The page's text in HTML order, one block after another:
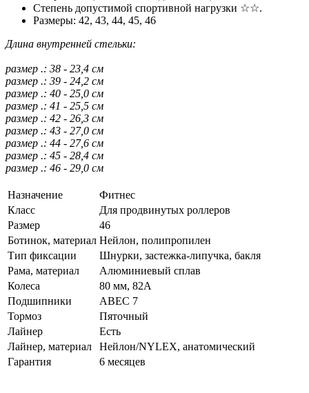
Степень допустимой спортивной нагрузки ☆☆.
Размеры: 42, 43, 44, 45, 46
Длина внутренней стельки:
размер .: 38 - 23,4 см
размер .: 39 - 24,2 см
размер .: 40 - 25,0 см
размер .: 41 - 25,5 см
размер .: 42 - 26,3 см
размер .: 43 - 27,0 см
размер .: 44 - 27,6 см
размер .: 45 - 28,4 см
размер .: 46 - 29,0 см
Назначение
Фитнес
Класс
Для продвинутых роллеров
Размер
46
Ботинок, материал Нейлон, полипропилен
Тип фиксации
Шнурки, застежка-липучка, бакля
Рама, материал
Алюминиевый сплав
Колеса
80 мм, 82A
Подшипники
АВЕС 7
Тормоз
Пяточный
Лайнер
Есть
Лайнер, материал
Нейлон/NYLEX, анатомический
Гарантия
6 месяцев